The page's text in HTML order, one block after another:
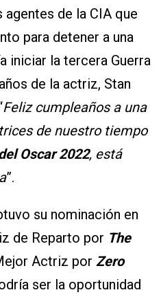
de la CIA que
para detener a una
iniciar la tercera Guerra
de la actriz, Stan
Feliz cumpleaños a una
de nuestro tiempo
Oscar 2022, está
”.
su nominación en
de Reparto por The
Actriz por Zero
ser la oportunidad